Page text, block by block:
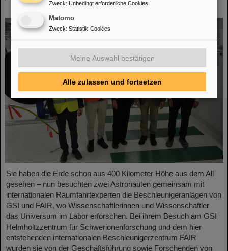
Astronauten zu Gast bei GSI und FAIR
Sie haben die Erde schon aus 400 Kilometer Höhe aus dem All
gesehen – nun besuchten zwei Astronauten gemeinsam mit
internationalen Raumfahrtexperten die Beschleunigeranlagen von
GSI und FAIR, wo Wissenschaftlerinnen und Wissenschaftler
das Universum im Labor erforschen. Bei ihrem Besuch am GSI
Helmholtzzentrum für Schwerionenforschung und dem hier
entstehenden internationalen Beschleunigerzentrum FAIR
wurden sie von der Geschäftsführung sowie Forschenden von
Zweck: Unbedingt erforderliche Cookies
Matomo
Zweck: Statistik-Cookies
Meine Auswahl bestätigen
Alle zulassen und fortsetzen